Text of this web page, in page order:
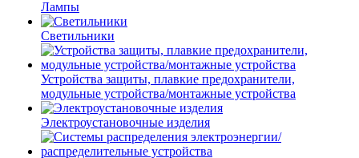
Лампы
Светильники
Устройства защиты, плавкие предохранители,
модульные устройства/монтажные устройства
Электроустановочные изделия